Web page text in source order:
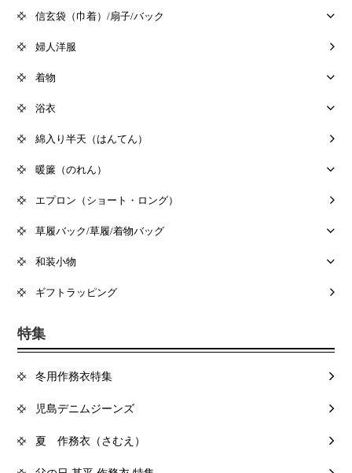
信玄袋（巾着）/扇子/バック
婦人洋服
着物
浴衣
綿入り半天（はんてん）
暖簾（のれん）
エプロン（ショート・ロング）
草履バック/草履/着物バッグ
和装小物
ギフトラッピング
特集
冬用作務衣特集
児島デニムジーンズ
夏 作務衣（さむえ）